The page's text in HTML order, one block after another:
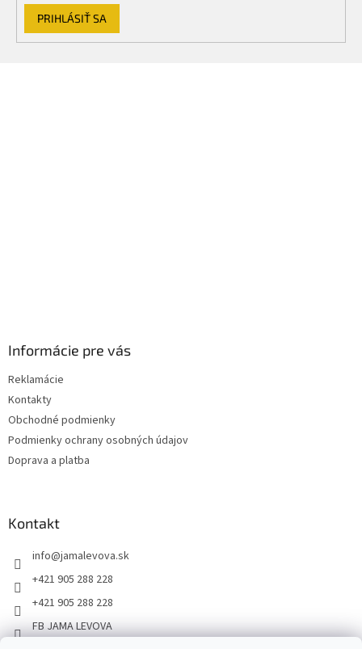
PRIHLÁSIŤ SA
Informácie pre vás
Reklamácie
Kontakty
Obchodné podmienky
Podmienky ochrany osobných údajov
Doprava a platba
Kontakt
info@jamalevova.sk
+421 905 288 228
+421 905 288 228
FB JAMA LEVOVA